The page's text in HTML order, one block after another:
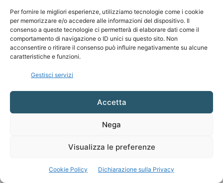
Per fornire le migliori esperienze, utilizziamo tecnologie come i cookie
per memorizzare e/o accedere alle informazioni del dispositivo. Il
consenso a queste tecnologie ci permetterà di elaborare dati come il
comportamento di navigazione o ID unici su questo sito. Non
acconsentire o ritirare il consenso può influire negativamente su alcune
caratteristiche e funzioni.
Gestisci servizi
Accetta
Nega
Visualizza le preferenze
Cookie Policy Dichiarazione sulla Privacy
SEGUICI